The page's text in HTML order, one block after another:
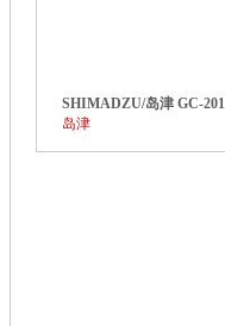
SHIMADZU/岛津 GC-
岛津